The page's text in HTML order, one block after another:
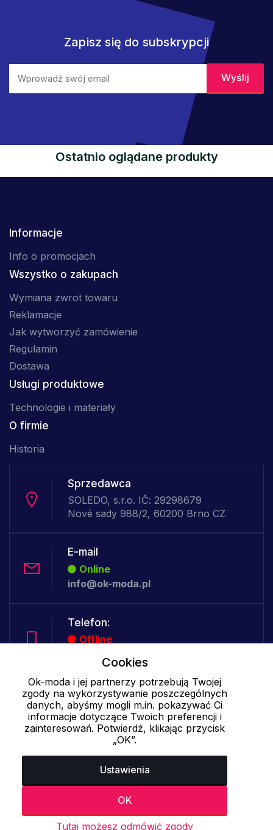
Zapisz się do subskrypcji
Ostatnio oglądane produkty
Informacje
Info o promocjach
Wszystko o zakupach
Wymiana zwrot towaru
Reklamacje
Jak wytworzyć zamówienie
Regulamin
Dostawa
Usługi produktowe
Technologie i materiały
O firmie
Historia
Sprzedawca
SOLEDO, s.r.o. IČ: 29298679
Nové sady 988/2, 60200 Brno CZ
E-mail
Online
info@ok-moda.pl
Telefon:
Offline
Cookies - szczegółowe ustawienia| Więcej informacji|Polityka
prywatności
Cookies
Ok-moda i jej partnerzy potrzebują Twojej
zgody na wykorzystywanie poszczególnych
danych, abyśmy mogli m.in. pokazywać Ci
informacje dotyczące Twoich preferencji i
zainteresowań. Potwierdź, klikając przycisk
„OK”.
Ustawienia
OK
Tutaj możesz odmówić zgody